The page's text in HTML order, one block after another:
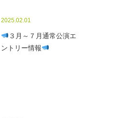
2025.02.01
３月～７月通常公演エ
ントリー情報